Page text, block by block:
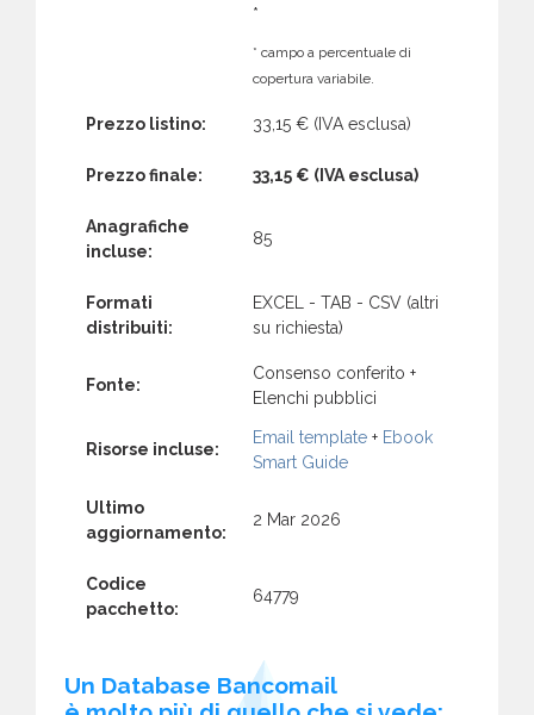
*
* campo a percentuale di
copertura variabile.
Prezzo listino: 33,15 € (IVA esclusa)
Prezzo finale: 33,15 € (IVA esclusa)
Anagrafiche
incluse:
85
Formati
distribuiti:
EXCEL - TAB - CSV (altri
su richiesta)
Fonte:
Consenso conferito +
Elenchi pubblici
Risorse incluse:
Email template + Ebook
Smart Guide
Ultimo
aggiornamento:
2 Mar 2026
Codice
pacchetto:
64779
Un Database Bancomail